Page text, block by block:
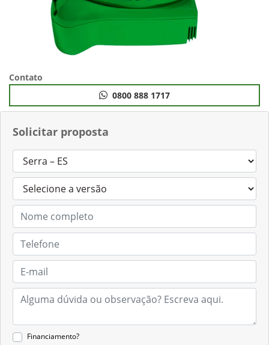
Solicitar proposta
Financiamento?
Contato
0800 888 1717